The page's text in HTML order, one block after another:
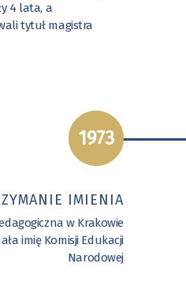
4 lata, a
tytuł magistra
1973
IMIENIA
w Krakowie
imię Komisji Edukacji
Narodowej